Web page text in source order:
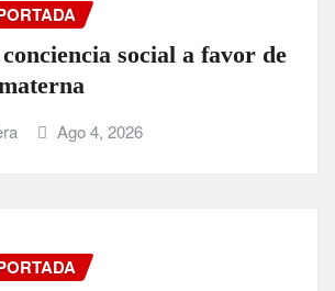
social a favor de
Ago 4, 2026